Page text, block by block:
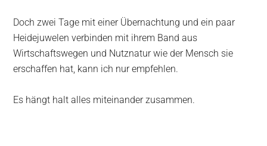
Doch zwei Tage mit einer Übernachtung und ein paar
Heidejuwelen verbinden mit ihrem Band aus
Wirtschaftswegen und Nutznatur wie der Mensch sie
erschaffen hat, kann ich nur empfehlen.
Es hängt halt alles miteinander zusammen.